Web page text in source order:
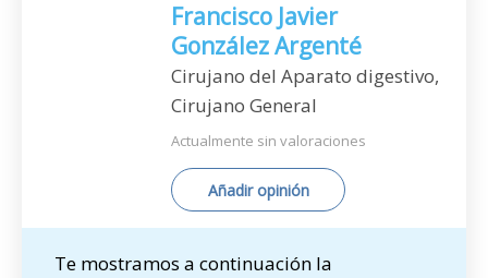
Francisco Javier
González Argenté
Cirujano del Aparato digestivo,
Cirujano General
Actualmente sin valoraciones
Añadir opinión
Te mostramos a continuación la